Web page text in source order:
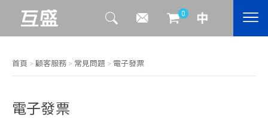
0
首頁 > 顧客服務 > 常見問題 > 電子發票
電子發票